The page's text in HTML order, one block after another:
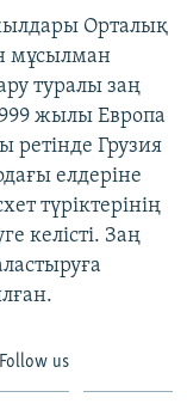
Орталық
мұсылман
туралы заң
жылы Европа
Грузия
елдеріне
түріктерінің
келісті. Заң
Follow us